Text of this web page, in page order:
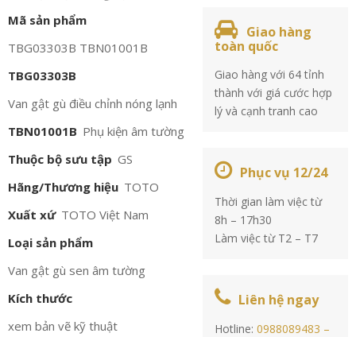
Mã sản phẩm
TBG03303B TBN01001B
TBG03303B
Van gật gù điều chỉnh nóng lạnh
TBN01001B Phụ kiện âm tường
Thuộc bộ sưu tập GS
Hãng/Thương hiệu TOTO
Xuất xứ TOTO Việt Nam
Loại sản phẩm
Van gật gù sen âm tường
Kích thước
xem bản vẽ kỹ thuật
Giao hàng
toàn quốc
Giao hàng với 64 tỉnh
thành với giá cước hợp
lý và cạnh tranh cao
Phục vụ 12/24
Thời gian làm việc từ
8h – 17h30
Làm việc từ T2 – T7
Liên hệ ngay
Hotline:0988089483 –